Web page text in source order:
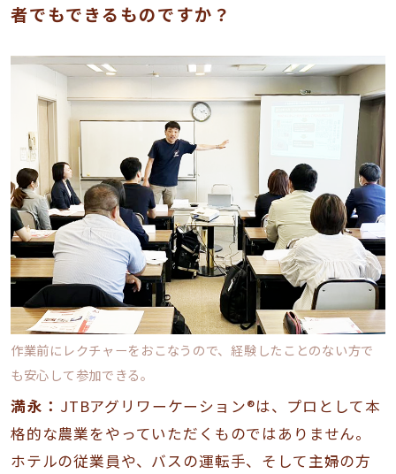
者でもできるものですか？
作業前にレクチャーをおこなうので、経験したことのない方で
も安心して参加できる。
満永： JTBアグリワーケーション®は、プロとして本
格的な農業をやっていただくものではありません。
ホテルの従業員や、バスの運転手、そして主婦の方